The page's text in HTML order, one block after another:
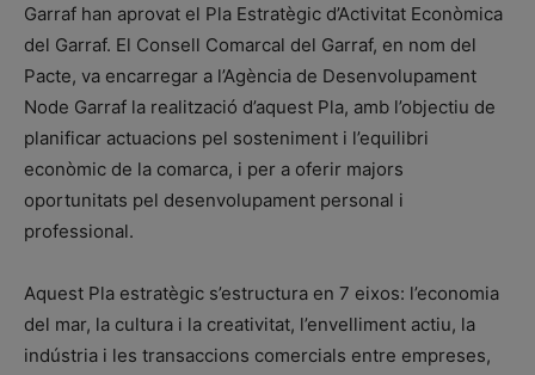
Garraf han aprovat el Pla Estratègic d’Activitat Econòmica
del Garraf. El Consell Comarcal del Garraf, en nom del
Pacte, va encarregar a l’Agència de Desenvolupament
Node Garraf la realització d’aquest Pla, amb l’objectiu de
planificar actuacions pel sosteniment i l’equilibri
econòmic de la comarca, i per a oferir majors
oportunitats pel desenvolupament personal i
professional.
Aquest Pla estratègic s’estructura en 7 eixos: l’economia
del mar, la cultura i la creativitat, l’envelliment actiu, la
indústria i les transaccions comercials entre empreses,